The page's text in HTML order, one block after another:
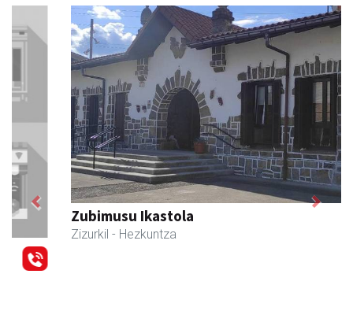
Zubimusu Ikastola
Zizurkil - Hezkuntza
Previous Next